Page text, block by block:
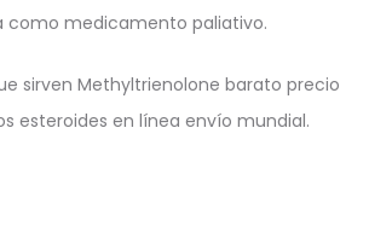
como medicamento paliativo.
sirven Methyltrienolone barato precio
esteroides en línea envío mundial.